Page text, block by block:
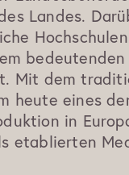
Landes.
bedeutenden
Mit dem
heute eines
in
etablierten